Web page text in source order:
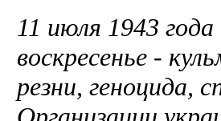
11 июля 1943
воскресенье -
резни, геноцида,